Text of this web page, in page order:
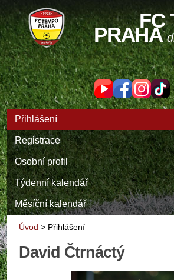
FC
PRAHA
Přihlášení
Registrace
Osobní profil
Týdenní kalendář
Měsíční kalendář
Úvod > Přihlášení
David Čtrnáctý